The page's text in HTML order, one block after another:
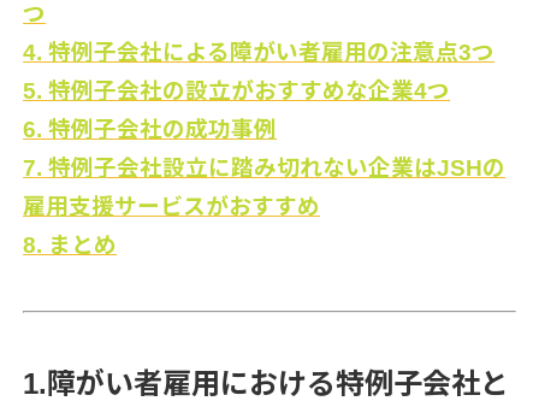
つ
4. 特例子会社による障がい者雇用の注意点3つ
5. 特例子会社の設立がおすすめな企業4つ
6. 特例子会社の成功事例
7. 特例子会社設立に踏み切れない企業はJSHの
雇用支援サービスがおすすめ
8. まとめ
1.障がい者雇用における特例子会社と